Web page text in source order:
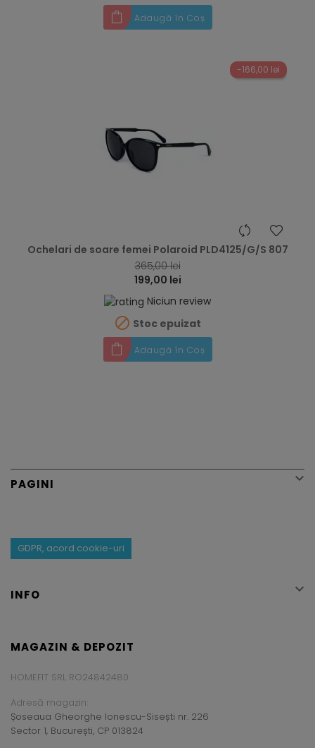
Adaugă în Coș
-166,00 lei
Ochelari de soare femei Polaroid PLD4125/G/S 807
365,00 lei
199,00 lei
Niciun review
 Stoc epuizat
Adaugă în Coș
PAGINI 
GDPR, acord cookie-uri
INFO 
MAGAZIN & DEPOZIT
HOMEFIT SRL RO24842480
Adresă magazin:
Șoseaua Gheorghe Ionescu-Sisești nr. 226
Sector 1, București, CP 013824